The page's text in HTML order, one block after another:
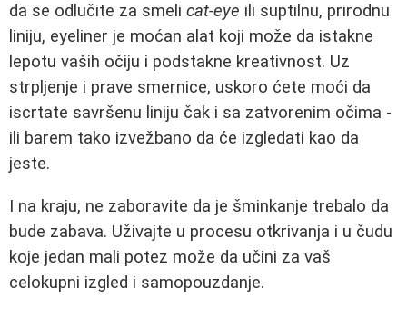
da se odlučite za smeli cat-eye ili suptilnu, prirodnu
liniju, eyeliner je moćan alat koji može da istakne
lepotu vaših očiju i podstakne kreativnost. Uz
strpljenje i prave smernice, uskoro ćete moći da
iscrtate savršenu liniju čak i sa zatvorenim očima -
ili barem tako izvežbano da će izgledati kao da
jeste.
I na kraju, ne zaboravite da je šminkanje trebalo da
bude zabava. Uživajte u procesu otkrivanja i u čudu
koje jedan mali potez može da učini za vaš
celokupni izgled i samopouzdanje.